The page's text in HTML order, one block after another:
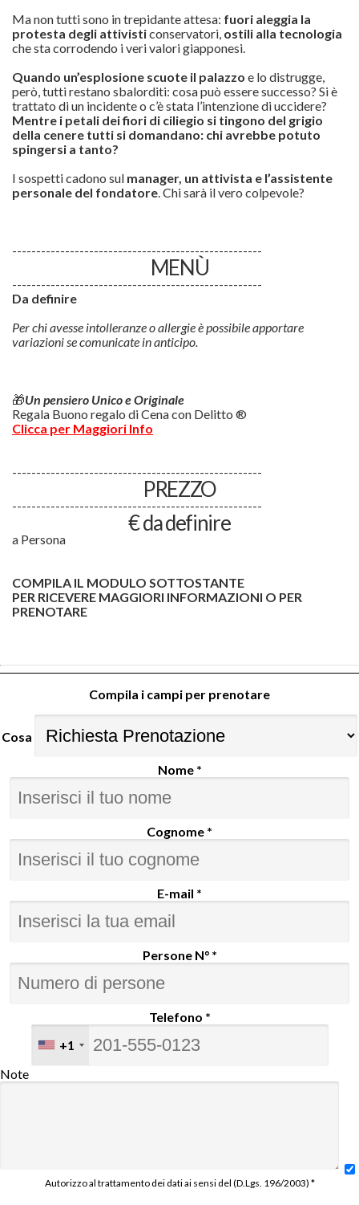
Ma non tutti sono in trepidante attesa: fuori aleggia la
protesta degli attivisticonservatori, ostili alla tecnologia
che sta corrodendo i veri valori giapponesi.
Quando un’esplosione scuote il palazzo e lo distrugge,
però, tutti restano sbalorditi: cosa può essere successo? Si è
trattato di un incidente o c’è stata l’intenzione di uccidere?
Mentre i petali dei fiori di ciliegio si tingono del grigio
della cenere tutti si domandano: chi avrebbe potuto
spingersi a tanto?
I sospetti cadono sul manager, un attivista e l’assistente
personale del fondatore. Chi sarà il vero colpevole?
----------------------------------------------------
MENÙ
----------------------------------------------------
Da definire
Per chi avesse intolleranze o allergie è possibile apportare
variazioni se comunicate in anticipo.
🎁Un pensiero Unico e Originale
Regala Buono regalo di Cena con Delitto ®
Clicca per Maggiori Info
----------------------------------------------------
PREZZO
----------------------------------------------------
€ da definire
a Persona
COMPILA IL MODULO SOTTOSTANTE
PER RICEVERE MAGGIORI INFORMAZIONI O PER
PRENOTARE
Compila i campi per prenotare
Cosa
Nome *
Cognome *
E-mail *
Persone N° *
Telefono *
+1
Note
Autorizzo al trattamento dei dati ai sensi del (D.Lgs. 196/2003) *